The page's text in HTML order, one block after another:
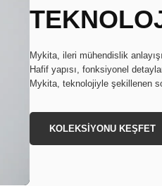
Mykita, ileri mühendislik
Hafif yapısı, fonksiyonel
Mykita, teknolojiyle şekillenen
KOLEKSİYONU KEŞFET